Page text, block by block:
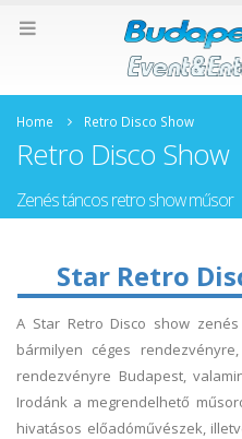
Home Retro Disco Show
Retro Disco Show
Zenés táncos retro show műsor
Star Retro
A Star Retro Disco show
bármilyen céges
rendezvényre Budapest,
Irodánk a megrendelhető
hivatásos előadóművészek,